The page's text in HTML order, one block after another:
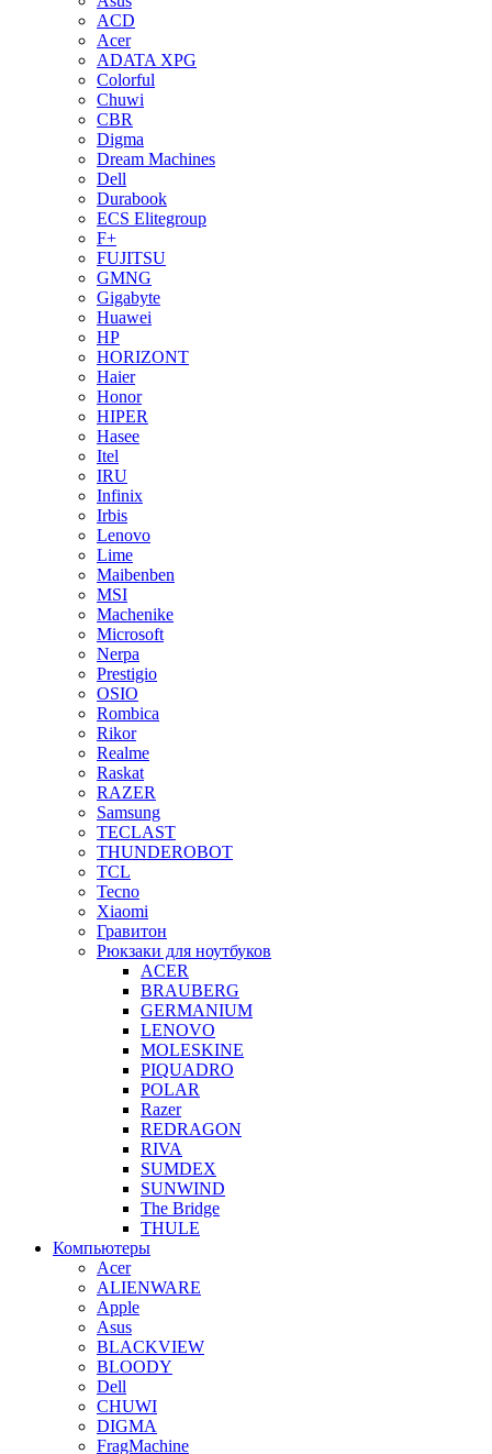
ACD
Acer
ADATA XPG
Colorful
Chuwi
CBR
Digma
Dream Machines
Dell
Durabook
ECS Elitegroup
F+
FUJITSU
GMNG
Gigabyte
Huawei
HP
HORIZONT
Haier
Honor
HIPER
Hasee
Itel
IRU
Infinix
Irbis
Lenovo
Lime
Maibenben
MSI
Machenike
Microsoft
Nerpa
Prestigio
OSIO
Rombica
Rikor
Realme
Raskat
RAZER
Samsung
TECLAST
THUNDEROBOT
TCL
Tecno
Xiaomi
Гравитон
Рюкзаки для ноутбуков
ACER
BRAUBERG
GERMANIUM
LENOVO
MOLESKINE
PIQUADRO
POLAR
Razer
REDRAGON
RIVA
SUMDEX
SUNWIND
The Bridge
THULE
Компьютеры
Acer
ALIENWARE
Apple
Asus
BLACKVIEW
BLOODY
Dell
CHUWI
DIGMA
FragMachine